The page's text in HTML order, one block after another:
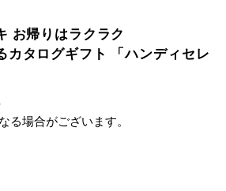
お帰りはラクラク
カタログギフト 「ハンディセレ
る場合がございます。